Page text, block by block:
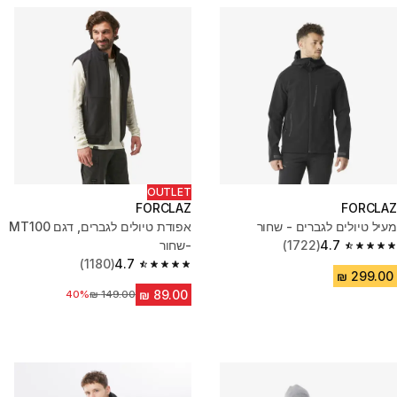
FORCLAZ
מעיל טיולים לגברים - שחור
4.7
4.7 out of 5 stars from 1722 reviews
(1722)
OUTLET
FORCLAZ
אפודת טיולים לגברים, דגם MT100
-שחור
4.7
4.7 out of 5 stars from 1180 reviews
(1180)
מחיר לפני הנחה‏149.00 ₪
40%